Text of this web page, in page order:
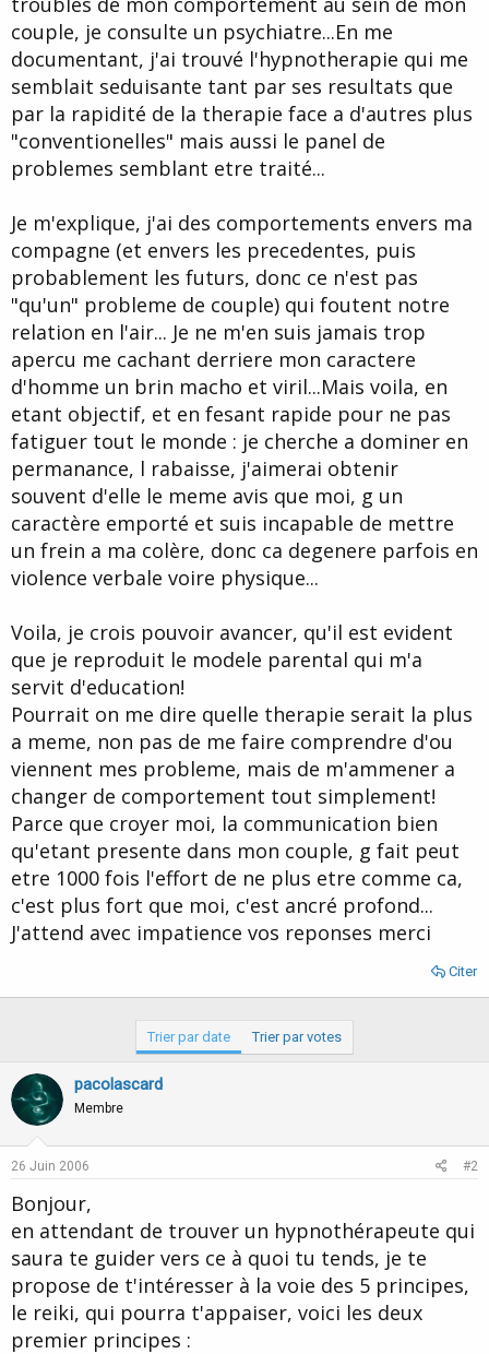
d
e
a
d
i
c
u
i
o
t
couple, je consulte un psychiatre...En me
documentant, j'ai trouvé l'hypnotherapie qui me
semblait seduisante tant par ses resultats que
par la rapidité de la therapie face a d'autres plus
"conventionelles" mais aussi le panel de
problemes semblant etre traité...
Je m'explique, j'ai des comportements envers ma
compagne (et envers les precedentes, puis
probablement les futurs, donc ce n'est pas
"qu'un" probleme de couple) qui foutent notre
relation en l'air... Je ne m'en suis jamais trop
apercu me cachant derriere mon caractere
d'homme un brin macho et viril...Mais voila, en
etant objectif, et en fesant rapide pour ne pas
fatiguer tout le monde : je cherche a dominer en
permanance, l rabaisse, j'aimerai obtenir
souvent d'elle le meme avis que moi, g un
caractère emporté et suis incapable de mettre
un frein a ma colère, donc ca degenere parfois en
violence verbale voire physique...
Voila, je crois pouvoir avancer, qu'il est evident
que je reproduit le modele parental qui m'a
servit d'education!
Pourrait on me dire quelle therapie serait la plus
a meme, non pas de me faire comprendre d'ou
viennent mes probleme, mais de m'ammener a
changer de comportement tout simplement!
Parce que croyer moi, la communication bien
qu'etant presente dans mon couple, g fait peut
etre 1000 fois l'effort de ne plus etre comme ca,
c'est plus fort que moi, c'est ancré profond...
J'attend avec impatience vos reponses merci
Citer
Trier par date Trier par votes
pacolascard
Membre
26 Juin 2006 #2
Bonjour,
en attendant de trouver un hypnothérapeute qui
saura te guider vers ce à quoi tu tends, je te
propose de t'intéresser à la voie des 5 principes,
le reiki, qui pourra t'appaiser, voici les deux
premier principes :